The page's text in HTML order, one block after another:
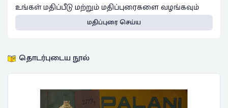
உங்கள் மதிப்பீடு மற்றும் மதிப்புரைகளை வழங்கவும்
மதிப்புரை செய்ய
தொடர்புடைய நூல்